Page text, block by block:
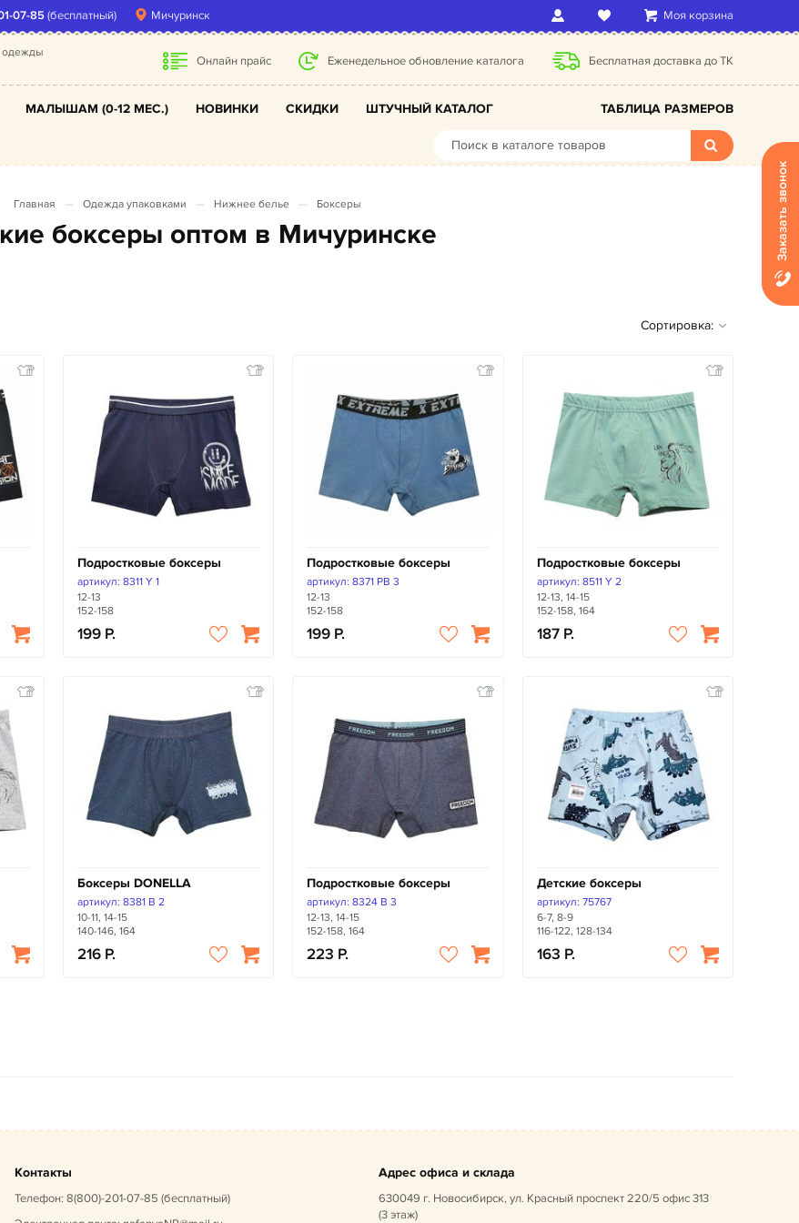
Моя корзина
одежды
Онлайн прайс Еженедельное обновление каталога Бесплатная доставка до ТК
МАЛЫШАМ (0-12 МЕС.) НОВИНКИ СКИДКИ ШТУЧНЫЙ КАТАЛОГ ТАБЛИЦА РАЗМЕРОВ
Мичуринск
07-85(бесплатный)
Главная Одежда упаковками Нижнее белье Боксеры
боксеры оптом в Мичуринске
Сортировка:
Подростковые боксеры
артикул: 8311 Y 1
12-13
152-158
199
Подростковые боксеры
артикул: 8371 PB 3
12-13
152-158
199
Подростковые боксеры
артикул: 8511 Y 2
12-13, 14-15
152-158, 164
187
Боксеры DONELLA
артикул: 8381 B 2
10-11, 14-15
140-146, 164
216
Подростковые боксеры
артикул: 8324 B 3
12-13, 14-15
152-158, 164
223
Детские боксеры
артикул: 75767
6-7, 8-9
116-122, 128-134
163
Контакты
Телефон: 8(800)-201-07-85 (бесплатный)
Адрес офиса и склада
630049 г. Новосибирск, ул. Красный проспект 220/5 офис 313
(3 этаж)
Заказать звонок